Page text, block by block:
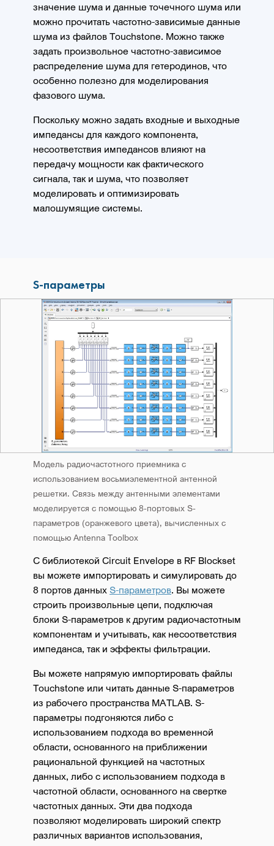
значение шума и данные точечного шума или
можно прочитать частотно-зависимые данные
шума из файлов Touchstone. Можно также
задать произвольное частотно-зависимое
распределение шума для гетеродинов, что
особенно полезно для моделирования
фазового шума.
Поскольку можно задать входные и выходные
импедансы для каждого компонента,
несоответствия импедансов влияют на
передачу мощности как фактического
сигнала, так и шума, что позволяет
моделировать и оптимизировать
малошумящие системы.
S-параметры
Модель радиочастотного приемника с
использованием восьмиэлементной антенной
решетки. Связь между антенными элементами
моделируется с помощью 8-портовых S-
параметров (оранжевого цвета), вычисленных с
помощью Antenna Toolbox
С библиотекой Circuit Envelope в RF Blockset
вы можете импортировать и симулировать до
8 портов данных S-параметров. Вы можете
строить произвольные цепи, подключая
блоки S-параметров к другим радиочастотным
компонентам и учитывать, как несоответствия
импеданса, так и эффекты фильтрации.
Вы можете напрямую импортировать файлы
Touchstone или читать данные S-параметров
из рабочего пространства MATLAB. S-
параметры подгоняются либо с
использованием подхода во временной
области, основанного на приближении
рациональной функцией на частотных
данных, либо с использованием подхода в
частотной области, основанного на свертке
частотных данных. Эти два подхода
позволяют моделировать широкий спектр
различных вариантов использования,